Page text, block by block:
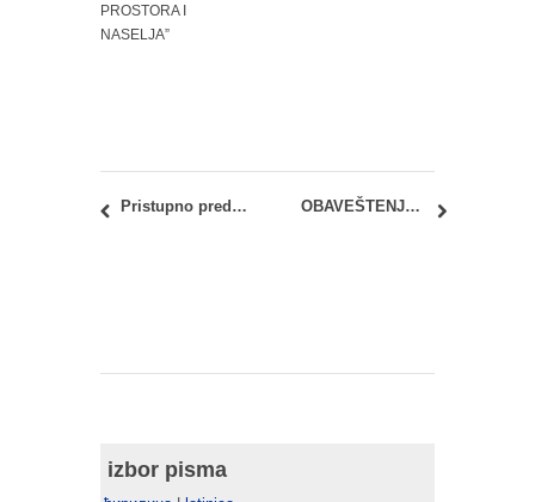
PROSTORA I
NASELJA”
Pristupno predavanje 25.09.2020 – SPORTSKI OVJEKTI – POSEBNI PROBLEMI PROJEKTOVANJA OBAVEŠTENJE POVODOM POČETKA NOVE ŠKOLSKE GODINE
izbor pisma